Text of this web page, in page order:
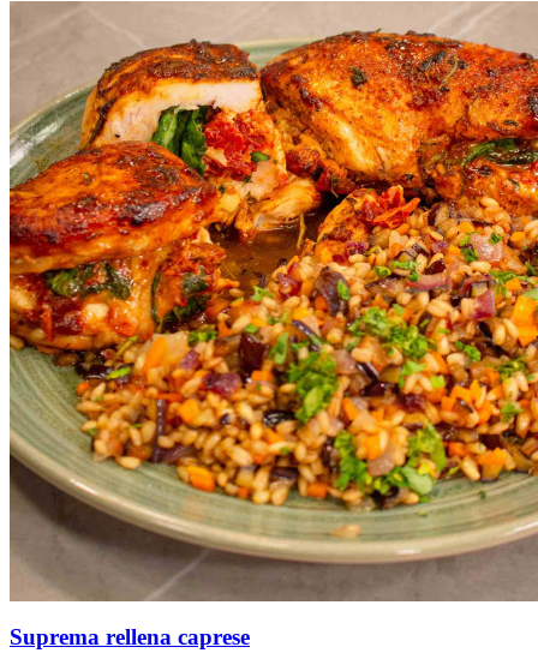
Suprema rellena caprese